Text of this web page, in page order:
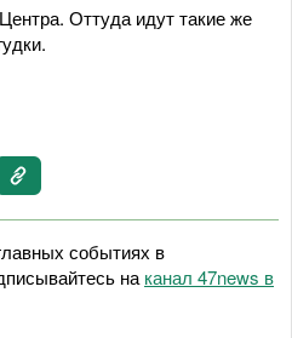
Оттуда идут такие же
событиях в
на канал 47news в